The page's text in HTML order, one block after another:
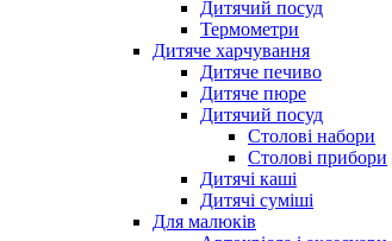
Дитячий посуд
Термометри
Дитяче харчування
Дитяче печиво
Дитяче пюре
Дитячий посуд
Столові набори
Столові прибори
Дитячі каші
Дитячі суміші
Для малюків